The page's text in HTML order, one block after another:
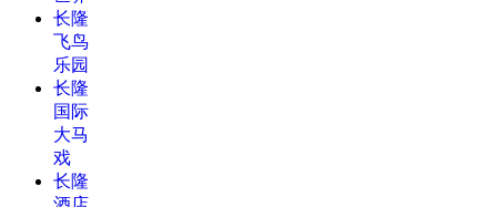
长隆
飞鸟
乐园
长隆
国际
大马
戏
长隆